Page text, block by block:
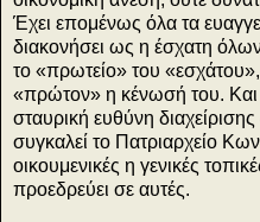
Έχει επομένως όλα τα
διακονήσει ως η έσχατη
το «πρωτείο» του
«πρώτον» η κένωσή του. Και
σταυρική ευθύνη
συγκαλεί το Πατριαρχείο
οικουμενικές η γενικές
προεδρεύει σε αυτές.